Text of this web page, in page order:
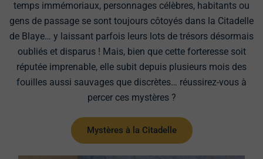
temps immémoriaux, personnages célèbres, habitants ou
gens de passage se sont toujours côtoyés dans la Citadelle
de Blaye… y laissant parfois leurs lots de trésors désormais
oubliés et disparus ! Mais, bien que cette forteresse soit
réputée imprenable, elle subit depuis plusieurs mois des
fouilles aussi sauvages que discrètes… réussirez-vous à
percer ces mystères ?
Mystères à la Citadelle